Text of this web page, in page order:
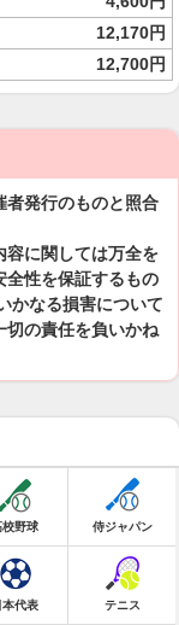
12,170円
12,700円
者発行のものと照合
容に関しては万全を
全性を保証するもの
かなる損害について
切の責任を負いかね
校野球 侍ジャパン
本代表 テニス